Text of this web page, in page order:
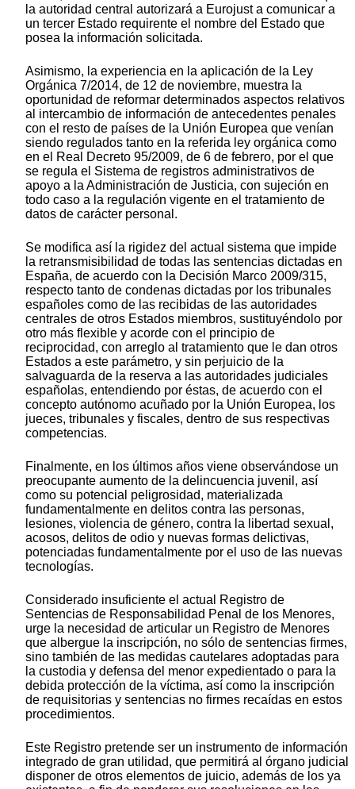
la autoridad central autorizará a Eurojust a comunicar a
un tercer Estado requirente el nombre del Estado que
posea la información solicitada.
Asimismo, la experiencia en la aplicación de la Ley
Orgánica 7/2014, de 12 de noviembre, muestra la
oportunidad de reformar determinados aspectos relativos
al intercambio de información de antecedentes penales
con el resto de países de la Unión Europea que venían
siendo regulados tanto en la referida ley orgánica como
en el Real Decreto 95/2009, de 6 de febrero, por el que
se regula el Sistema de registros administrativos de
apoyo a la Administración de Justicia, con sujeción en
todo caso a la regulación vigente en el tratamiento de
datos de carácter personal.
Se modifica así la rigidez del actual sistema que impide
la retransmisibilidad de todas las sentencias dictadas en
España, de acuerdo con la Decisión Marco 2009/315,
respecto tanto de condenas dictadas por los tribunales
españoles como de las recibidas de las autoridades
centrales de otros Estados miembros, sustituyéndolo por
otro más flexible y acorde con el principio de
reciprocidad, con arreglo al tratamiento que le dan otros
Estados a este parámetro, y sin perjuicio de la
salvaguarda de la reserva a las autoridades judiciales
españolas, entendiendo por éstas, de acuerdo con el
concepto autónomo acuñado por la Unión Europea, los
jueces, tribunales y fiscales, dentro de sus respectivas
competencias.
Finalmente, en los últimos años viene observándose un
preocupante aumento de la delincuencia juvenil, así
como su potencial peligrosidad, materializada
fundamentalmente en delitos contra las personas,
lesiones, violencia de género, contra la libertad sexual,
acosos, delitos de odio y nuevas formas delictivas,
potenciadas fundamentalmente por el uso de las nuevas
tecnologías.
Considerado insuficiente el actual Registro de
Sentencias de Responsabilidad Penal de los Menores,
urge la necesidad de articular un Registro de Menores
que albergue la inscripción, no sólo de sentencias firmes,
sino también de las medidas cautelares adoptadas para
la custodia y defensa del menor expedientado o para la
debida protección de la víctima, así como la inscripción
de requisitorias y sentencias no firmes recaídas en estos
procedimientos.
Este Registro pretende ser un instrumento de información
integrado de gran utilidad, que permitirá al órgano judicial
disponer de otros elementos de juicio, además de los ya